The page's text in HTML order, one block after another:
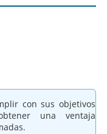
con sus objetivos
una ventaja